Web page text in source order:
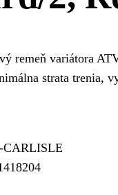
remeň variátora
strata trenia,
CARLISLE